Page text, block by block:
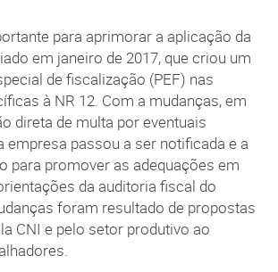
para aprimorar a aplicação da
em janeiro de 2017, que criou um
de fiscalização (PEF) nas
à NR 12. Com a mudanças, em
direta de multa por eventuais
empresa passou a ser notificada e a
para promover as adequações em
da auditoria fiscal do
foram resultado de propostas
CNI e pelo setor produtivo ao